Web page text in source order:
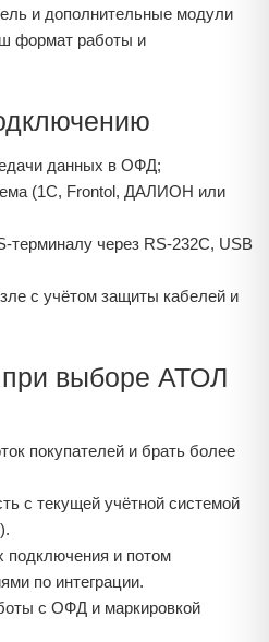
и дополнительные модули
формат работы и
данных в ОФД;
(1С, Frontol, ДАЛИОН или
через RS‑232C, USB
с учётом защиты кабелей и
выборе АТОЛ
покупателей и брать более
с текущей учётной системой
подключения и потом
по интеграции.
с ОФД и маркировкой